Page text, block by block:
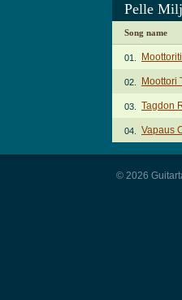
Pelle
Song name
01.
02. Moottori
03. Tagdon
04. Vapaus
© 2026